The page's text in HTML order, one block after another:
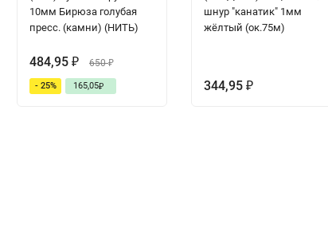
10мм Бирюза голубая
пресс. (камни) (НИТЬ)
484,95 ₽ 650₽
- 25% 165,05₽
шнур "канатик" 1мм
жёлтый (ок.75м)
344,95 ₽